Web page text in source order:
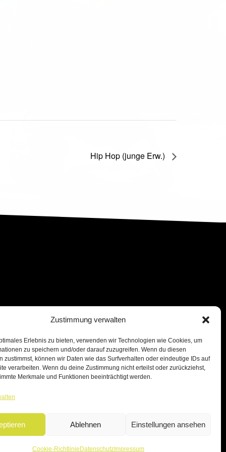
Zustimmung verwalten
Erlebnis zu bieten, verwenden wir Technologien wie Cookies, um
zu speichern und/oder darauf zuzugreifen. Wenn du diesen
zustimmst, können wir Daten wie das Surfverhalten oder eindeutige IDs auf
verarbeiten. Wenn du deine Zustimmung nicht erteilst oder zurückziehst,
Merkmale und Funktionen beeinträchtigt werden.
Ablehnen Einstellungen ansehen
Cookie-Richtlinie DatenschutzImpressum
Hip Hop (junge Erw.)